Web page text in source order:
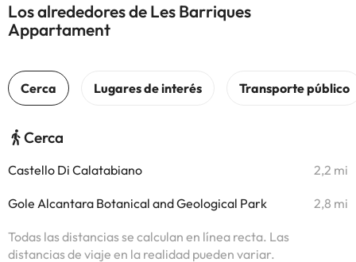
Los alrededores de Les Barriques
Appartament
Cerca
Castello Di Calatabiano 2,2 mi
Gole Alcantara Botanical and Geological Park 2,8 mi
Todas las distancias se calculan en línea recta. Las
distancias de viaje en la realidad pueden variar.